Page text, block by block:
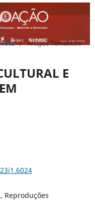
Arte / Artigos Temáticos
E
Reproduções